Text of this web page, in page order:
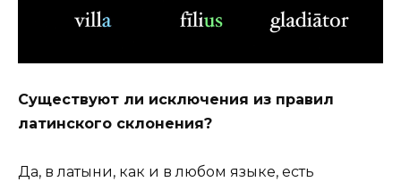
Существуют ли исключения из правил
латинского склонения?
Да, в латыни, как и в любом языке, есть